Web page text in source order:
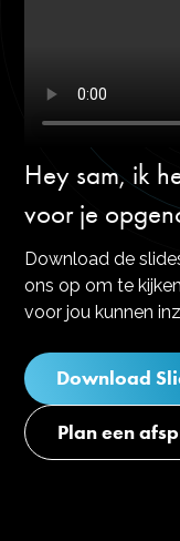
Hey sam, ik
voor je
Download de
ons op om te
voor jou kunnen
Download
Plan een